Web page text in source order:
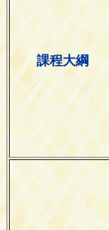
課程大綱